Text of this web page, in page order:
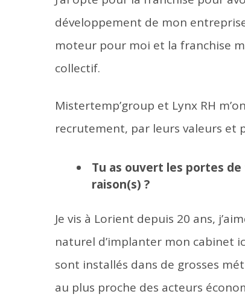
développement de mon
moteur pour moi et la franchise
collectif.
Mistertemp’group et Lynx RH
recrutement, par leurs valeurs et
Tu as ouvert les portes
raison(s) ?
Je vis à Lorient depuis 20 ans,
naturel d’implanter mon cabinet
sont installés dans de grosses
au plus proche des acteurs